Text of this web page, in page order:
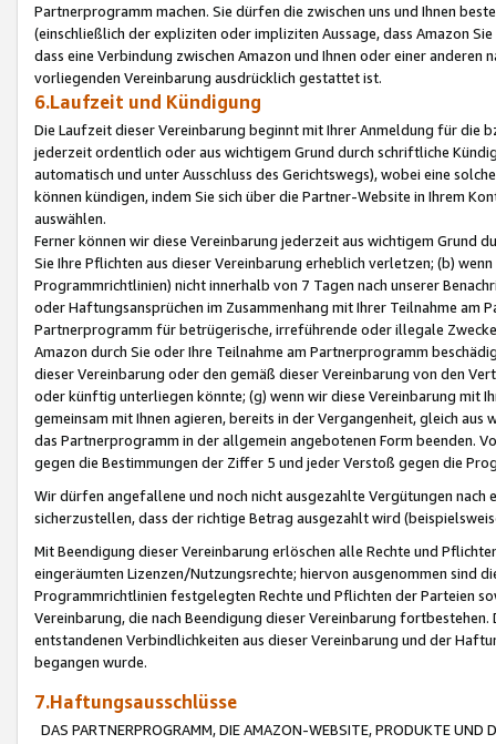
Partnerprogramm machen. Sie dürfen die zwischen uns und Ihnen
(einschließlich der expliziten oder impliziten Aussage, dass Amazon
dass eine Verbindung zwischen Amazon und Ihnen oder einer
vorliegenden Vereinbarung ausdrücklich gestattet ist.
6.Laufzeit und Kündigung
Die Laufzeit dieser Vereinbarung beginnt mit Ihrer Anmeldung für die
jederzeit ordentlich oder aus wichtigem Grund durch schriftliche
automatisch und unter Ausschluss des Gerichtswegs), wobei eine
können kündigen, indem Sie sich über die Partner-Website in Ihrem
auswählen.
Ferner können wir diese Vereinbarung jederzeit aus wichtigem Grund
Sie Ihre Pflichten aus dieser Vereinbarung erheblich verletzen; (b)
Programmrichtlinien) nicht innerhalb von 7 Tagen nach unserer
oder Haftungsansprüchen im Zusammenhang mit Ihrer Teilnahme am
Partnerprogramm für betrügerische, irreführende oder illegale
Amazon durch Sie oder Ihre Teilnahme am Partnerprogramm
dieser Vereinbarung oder den gemäß dieser Vereinbarung von den
oder künftig unterliegen könnte; (g) wenn wir diese Vereinbarung mit
gemeinsam mit Ihnen agieren, bereits in der Vergangenheit, gleich
das Partnerprogramm in der allgemein angebotenen Form beenden.
gegen die Bestimmungen der Ziffer 5 und jeder Verstoß gegen die
Wir dürfen angefallene und noch nicht ausgezahlte Vergütungen
sicherzustellen, dass der richtige Betrag ausgezahlt wird
Mit Beendigung dieser Vereinbarung erlöschen alle Rechte und
eingeräumten Lizenzen/Nutzungsrechte; hiervon ausgenommen sind
Programmrichtlinien festgelegten Rechte und Pflichten der Parteien
Vereinbarung, die nach Beendigung dieser Vereinbarung
entstandenen Verbindlichkeiten aus dieser Vereinbarung und der
begangen wurde.
7.Haftungsausschlüsse
DAS PARTNERPROGRAMM, DIE AMAZON-WEBSITE, PRODUKTE UND